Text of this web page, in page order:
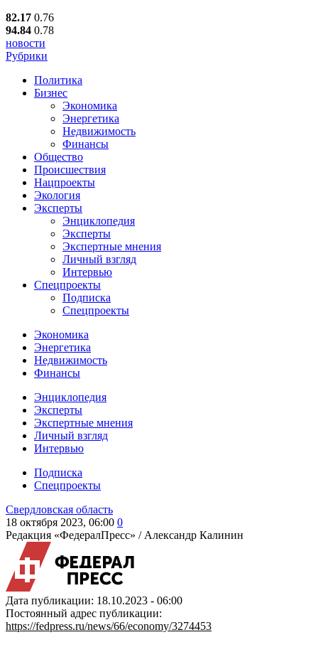
82.17 0.76
94.84 0.78
новости
Рубрики
Политика
Бизнес
Экономика
Энергетика
Недвижимость
Финансы
Общество
Происшествия
Нацпроекты
Экология
Эксперты
Энциклопедия
Эксперты
Экспертные мнения
Личный взгляд
Интервью
Спецпроекты
Подписка
Спецпроекты
Экономика
Энергетика
Недвижимость
Финансы
Энциклопедия
Эксперты
Экспертные мнения
Личный взгляд
Интервью
Подписка
Спецпроекты
Свердловская область
18 октября 2023, 06:00 0
Редакция «ФедералПресс» / Александр Калинин
Дата публикации: 18.10.2023 - 06:00
Постоянный адрес публикации:
https://fedpress.ru/news/66/economy/3274453